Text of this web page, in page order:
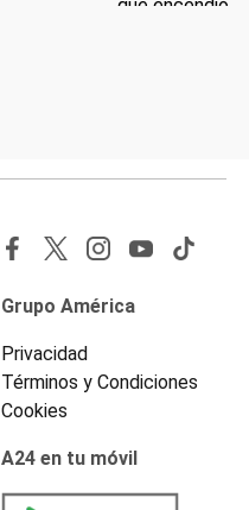
Grupo América
Privacidad
Términos y Condiciones
Cookies
A24 en tu móvil